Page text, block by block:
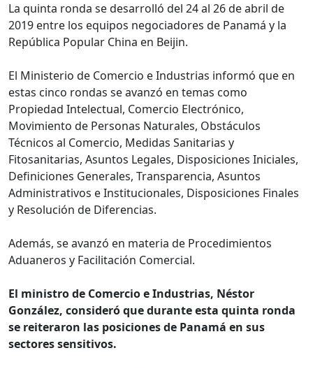
La quinta ronda se desarrolló del 24 al 26 de abril de
2019 entre los equipos negociadores de Panamá y la
República Popular China en Beijin.
El Ministerio de Comercio e Industrias informó que en
estas cinco rondas se avanzó en temas como
Propiedad Intelectual, Comercio Electrónico,
Movimiento de Personas Naturales, Obstáculos
Técnicos al Comercio, Medidas Sanitarias y
Fitosanitarias, Asuntos Legales, Disposiciones Iniciales,
Definiciones Generales, Transparencia, Asuntos
Administrativos e Institucionales, Disposiciones Finales
y Resolución de Diferencias.
Además, se avanzó en materia de Procedimientos
Aduaneros y Facilitación Comercial.
El ministro de Comercio e Industrias, Néstor
González, consideró que durante esta quinta ronda
se reiteraron las posiciones de Panamá en sus
sectores sensitivos.